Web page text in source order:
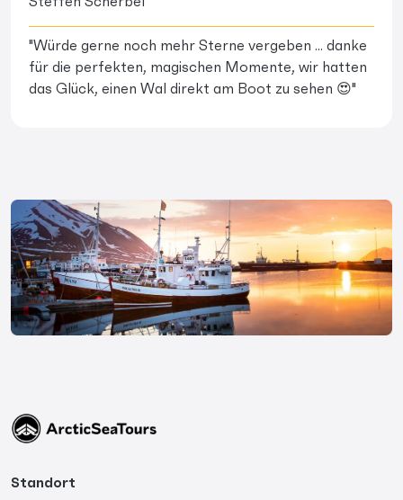
"Würde gerne noch mehr Sterne vergeben ... danke
für die perfekten, magischen Momente, wir hatten
das Glück, einen Wal direkt am Boot zu sehen 😍"
Standort